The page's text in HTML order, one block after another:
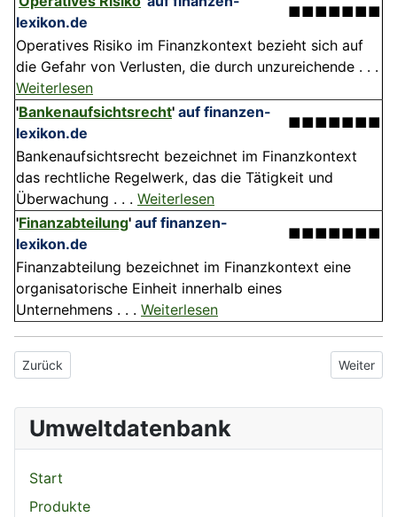
lexikon.de
■■■■■■■
Operatives Risiko im Finanzkontext bezieht sich auf
die Gefahr von Verlusten, die durch unzureichende . . .
Weiterlesen
'Bankenaufsichtsrecht' auf finanzen-
lexikon.de
■■■■■■■
Bankenaufsichtsrecht bezeichnet im Finanzkontext
das rechtliche Regelwerk, das die Tätigkeit und
Überwachung . . . Weiterlesen
'Finanzabteilung' auf finanzen-
lexikon.de
■■■■■■■
Finanzabteilung bezeichnet im Finanzkontext eine
organisatorische Einheit innerhalb eines
Unternehmens . . . Weiterlesen
Vorheriger Beitrag: Registrierung
Zurück Nächster
Weiter
Umweltdatenbank
Start
Produkte